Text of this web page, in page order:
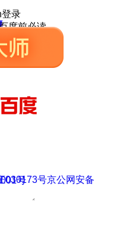
登录
度前必读
030173号
号